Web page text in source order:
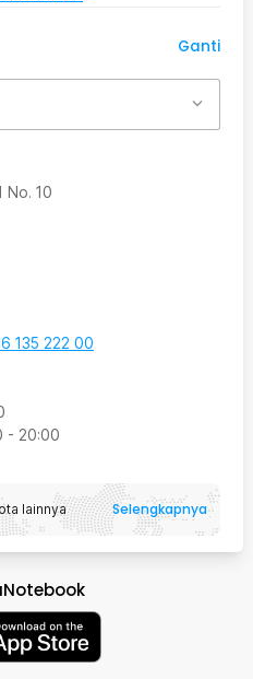
Ganti
No. 10
135 222 00
- 20:00
lainnya Selengkapnya